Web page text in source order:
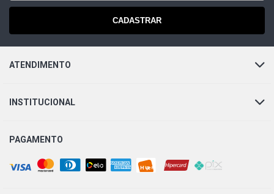
CADASTRAR
ATENDIMENTO
INSTITUCIONAL
PAGAMENTO